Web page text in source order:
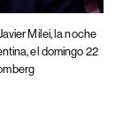
Milei, la noche
el domingo 22